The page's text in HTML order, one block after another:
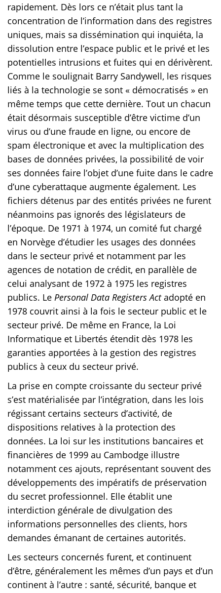
rapidement. Dès lors ce n’était plus tant la
concentration de l’information dans des registres
uniques, mais sa dissémination qui inquiéta, la
dissolution entre l’espace public et le privé et les
potentielles intrusions et fuites qui en dérivèrent.
Comme le soulignait Barry Sandywell, les risques
liés à la technologie se sont « démocratisés » en
même temps que cette dernière. Tout un chacun
était désormais susceptible d’être victime d’un
virus ou d’une fraude en ligne, ou encore de
spam électronique et avec la multiplication des
bases de données privées, la possibilité de voir
ses données faire l’objet d’une fuite dans le cadre
d’une cyberattaque augmente également. Les
fichiers détenus par des entités privées ne furent
néanmoins pas ignorés des législateurs de
l’époque. De 1971 à 1974, un comité fut chargé
en Norvège d’étudier les usages des données
dans le secteur privé et notamment par les
agences de notation de crédit, en parallèle de
celui analysant de 1972 à 1975 les registres
publics. Le Personal Data Registers Actadopté en
1978 couvrit ainsi à la fois le secteur public et le
secteur privé. De même en France, la Loi
Informatique et Libertés étendit dès 1978 les
garanties apportées à la gestion des registres
publics à ceux du secteur privé.
La prise en compte croissante du secteur privé
s’est matérialisée par l’intégration, dans les lois
régissant certains secteurs d’activité, de
dispositions relatives à la protection des
données. La loi sur les institutions bancaires et
financières de 1999 au Cambodge illustre
notamment ces ajouts, représentant souvent des
développements des impératifs de préservation
du secret professionnel. Elle établit une
interdiction générale de divulgation des
informations personnelles des clients, hors
demandes émanant de certaines autorités.
Les secteurs concernés furent, et continuent
d’être, généralement les mêmes d’un pays et d’un
continent à l’autre : santé, sécurité, banque et